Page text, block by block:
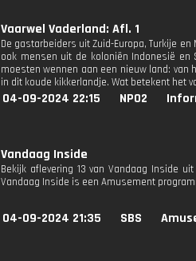
Vaarwel Vaderland: Afl. 1
De gastarbeiders uit Zuid-Europa, Turkije
ook mensen uit de koloniën Indonesië en
moesten wennen aan een nieuw land: van
in dit koude kikkerlandje. Wat betekent het
04-09-2024 22:15 NPO2
Vandaag Inside
Bekijk aflevering 13 van Vandaag Inside
Vandaag Inside is een Amusement
04-09-2024 21:35 SBS